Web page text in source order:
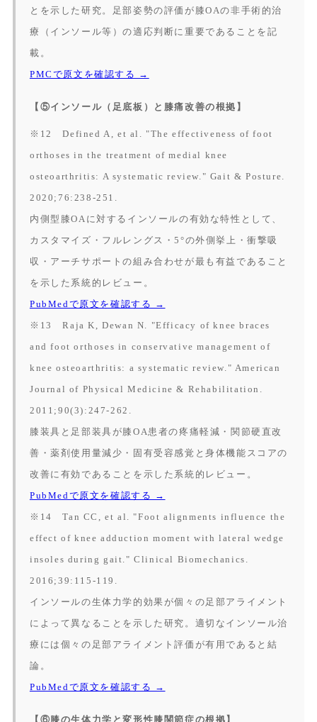
とを示した研究。足部姿勢の評価が膝OAの非手術的治
療（インソール等）の適応判断に重要であることを記
載。
PMCで原文を確認する →
【⑤インソール（足底板）と膝痛改善の根拠】
※12 Defined A, et al. "The effectiveness of foot
orthoses in the treatment of medial knee
osteoarthritis: A systematic review." Gait & Posture.
2020;76:238-251.
内側型膝OAに対するインソールの有効な特性として、
カスタマイズ・フルレングス・5°の外側挙上・衝撃吸
収・アーチサポートの組み合わせが最も有益であること
を示した系統的レビュー。
PubMedで原文を確認する →
※13 Raja K, Dewan N. "Efficacy of knee braces
and foot orthoses in conservative management of
knee osteoarthritis: a systematic review." American
Journal of Physical Medicine & Rehabilitation.
2011;90(3):247-262.
膝装具と足部装具が膝OA患者の疼痛軽減・関節硬直改
善・薬剤使用量減少・固有受容感覚と身体機能スコアの
改善に有効であることを示した系統的レビュー。
PubMedで原文を確認する →
※14 Tan CC, et al. "Foot alignments influence the
effect of knee adduction moment with lateral wedge
insoles during gait."Clinical Biomechanics.
2016;39:115-119.
インソールの生体力学的効果が個々の足部アライメント
によって異なることを示した研究。適切なインソール治
療には個々の足部アライメント評価が有用であると結
論。
PubMedで原文を確認する →
【⑥膝の生体力学と変形性膝関節症の根拠】